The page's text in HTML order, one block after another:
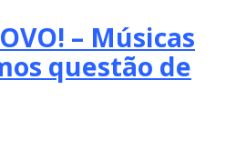
– Músicas
questão de